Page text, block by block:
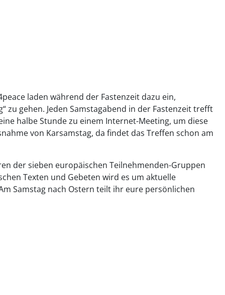
laden während der Fastenzeit dazu ein,
zu gehen. Jeden Samstagabend in der Fastenzeit trefft
halbe Stunde zu einem Internet-Meeting, um diese
von Karsamstag, da findet das Treffen schon am
der sieben europäischen Teilnehmenden-Gruppen
Texten und Gebeten wird es um aktuelle
Samstag nach Ostern teilt ihr eure persönlichen